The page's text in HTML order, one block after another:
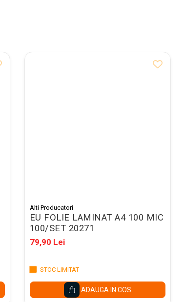
Alti Producatori
EU FOLIE LAMINAT A4 100 MIC
100/SET 20271
79,90 Lei
STOC LIMITAT
ADAUGA IN COS